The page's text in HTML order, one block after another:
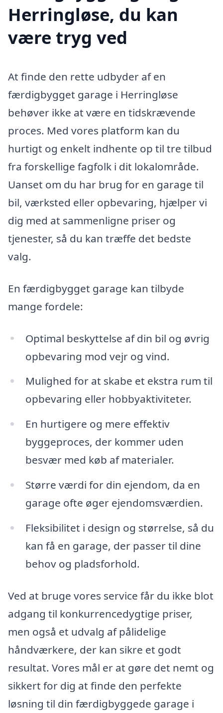
Herringløse, du kan
være tryg ved
At finde den rette udbyder af en
færdigbygget garage i Herringløse
behøver ikke at være en tidskrævende
proces. Med vores platform kan du
hurtigt og enkelt indhente op til tre tilbud
fra forskellige fagfolk i dit lokalområde.
Uanset om du har brug for en garage til
bil, værksted eller opbevaring, hjælper vi
dig med at sammenligne priser og
tjenester, så du kan træffe det bedste
valg.
En færdigbygget garage kan tilbyde
mange fordele:
Optimal beskyttelse af din bil og øvrig
opbevaring mod vejr og vind.
Mulighed for at skabe et ekstra rum til
opbevaring eller hobbyaktiviteter.
En hurtigere og mere effektiv
byggeproces, der kommer uden
besvær med køb af materialer.
Større værdi for din ejendom, da en
garage ofte øger ejendomsværdien.
Fleksibilitet i design og størrelse, så du
kan få en garage, der passer til dine
behov og pladsforhold.
Ved at bruge vores service får du ikke blot
adgang til konkurrencedygtige priser,
men også et udvalg af pålidelige
håndværkere, der kan sikre et godt
resultat. Vores mål er at gøre det nemt og
sikkert for dig at finde den perfekte
løsning til din færdigbyggede garage i